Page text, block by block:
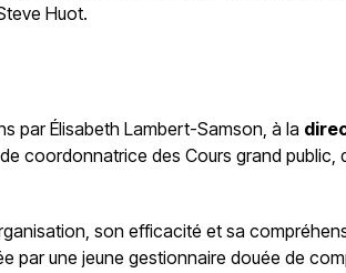
Huot.
par Élisabeth Lambert-Samson, à la
coordonnatrice des Cours grand
son efficacité et sa
par une jeune gestionnaire douée de